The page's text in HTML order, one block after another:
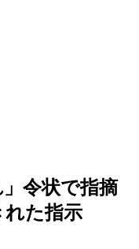
」令状で指摘
れた指示